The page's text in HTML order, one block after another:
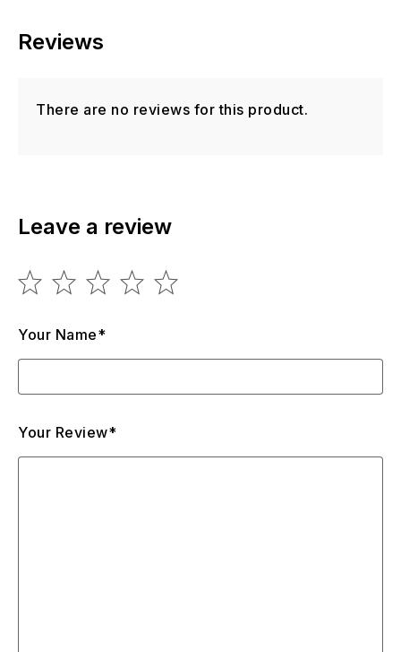
Reviews
There are no reviews for this product.
Leave a review
Your Name*
Your Review*